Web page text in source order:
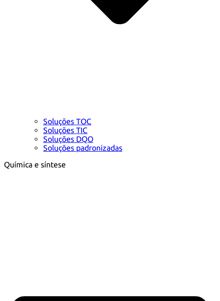
Soluções TOC
Soluções TIC
Soluções DQO
Soluções padronizadas
Química e síntese